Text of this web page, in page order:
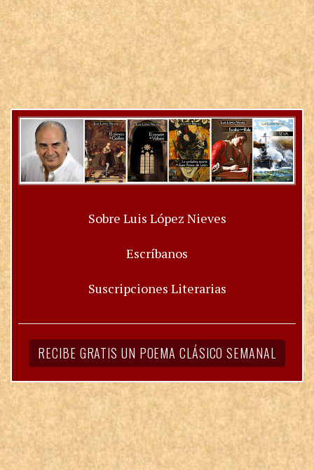
Sobre Luis López Nieves
Escríbanos
Suscripciones Literarias
RECIBE GRATIS UN POEMA CLÁSICO SEMANAL